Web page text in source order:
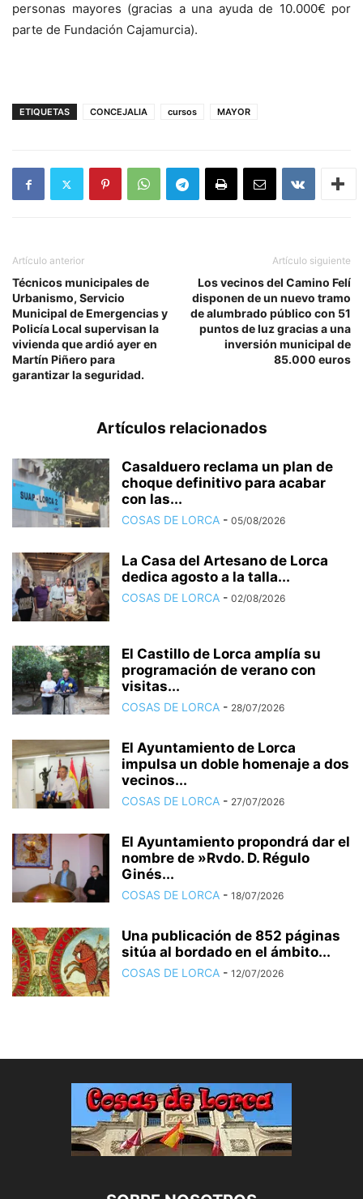
personas mayores (gracias a una ayuda de 10.000€ por
parte de Fundación Cajamurcia).
ETIQUETAS CONCEJALIA cursos MAYOR
Artículo anterior
Técnicos municipales de
Urbanismo, Servicio
Municipal de Emergencias y
Policía Local supervisan la
vivienda que ardió ayer en
Martín Piñero para
garantizar la seguridad.
Artículo siguiente
Los vecinos del Camino Felí
disponen de un nuevo tramo
de alumbrado público con 51
puntos de luz gracias a una
inversión municipal de
85.000 euros
Artículos relacionados
Casalduero reclama un plan de
choque definitivo para acabar
con las...
COSAS DE LORCA - 05/08/2026
La Casa del Artesano de Lorca
dedica agosto a la talla...
COSAS DE LORCA - 02/08/2026
El Castillo de Lorca amplía su
programación de verano con
visitas...
COSAS DE LORCA - 28/07/2026
El Ayuntamiento de Lorca
impulsa un doble homenaje a dos
vecinos...
COSAS DE LORCA - 27/07/2026
El Ayuntamiento propondrá dar el
nombre de »Rvdo. D. Régulo
Ginés...
COSAS DE LORCA - 18/07/2026
Una publicación de 852 páginas
sitúa al bordado en el ámbito...
COSAS DE LORCA - 12/07/2026